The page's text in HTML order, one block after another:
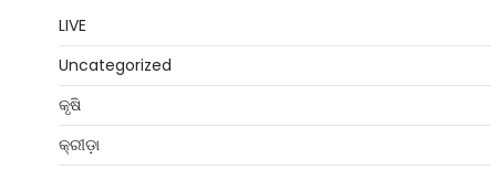
LIVE
Uncategorized
କୃଷି
କ୍ରୀଡ଼ା